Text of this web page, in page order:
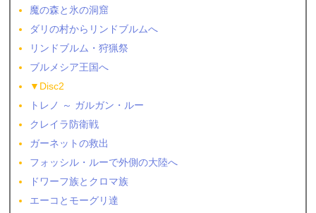
魔の森と氷の洞窟
ダリの村からリンドブルムへ
リンドブルム・狩猟祭
ブルメシア王国へ
▼Disc2
トレノ ～ ガルガン・ルー
クレイラ防衛戦
ガーネットの救出
フォッシル・ルーで外側の大陸へ
ドワーフ族とクロマ族
エーコとモーグリ達